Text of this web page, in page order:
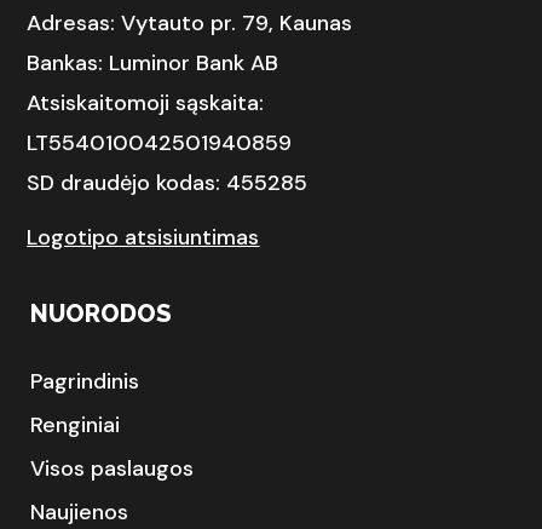
Adresas: Vytauto pr. 79, Kaunas
Bankas: Luminor Bank AB
Atsiskaitomoji sąskaita:
LT554010042501940859
SD draudėjo kodas: 455285
Logotipo atsisiuntimas
NUORODOS
Pagrindinis
Renginiai
Visos paslaugos
Naujienos